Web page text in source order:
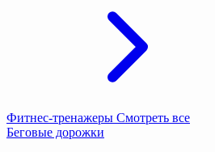
Фитнес-тренажеры Смотреть все
Беговые дорожки